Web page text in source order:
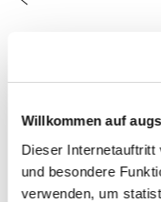
Willkommen auf
Dieser Internetauftritt
und besondere
verwenden, um